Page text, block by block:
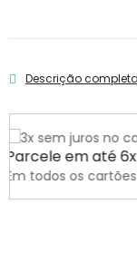
Descrição completa
Parcele em até
Em todos os